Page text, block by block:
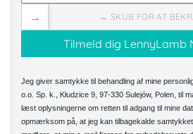
→ SKUB FOR AT
→
Jeg giver samtykke til behandling af mine
o.o. Sp. k., Kłudzice 9, 97-330 Sulejów, Polen, til
læst oplysningerne om retten til adgang til mine
opmærksom på, at jeg kan tilbagekalde